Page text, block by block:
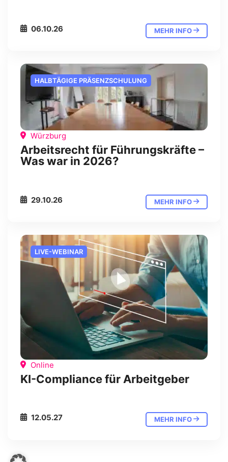
06.10.26 MEHR INFO
HALBTÄGIGE PRÄSENZSCHULUNG
Würzburg
Arbeitsrecht für Führungskräfte –
Was war in 2026?
29.10.26 MEHR INFO
LIVE-WEBINAR
Online
KI-Compliance für Arbeitgeber
12.05.27 MEHR INFO